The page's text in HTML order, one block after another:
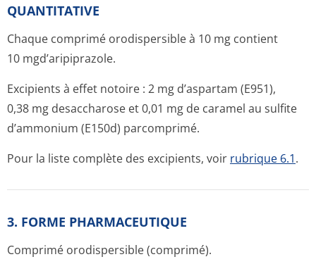
QUANTITATIVE
Chaque comprimé orodispersible à 10 mg contient
10 mgd’aripipra­zole.
Excipients à effet notoire : 2 mg d’aspartam (E951),
0,38 mg desaccharose et 0,01 mg de caramel au sulfite
d’ammonium (E150d) parcomprimé.
Pour la liste complète des excipients, voir rubrique 6.1.
3. FORME PHARMACEUTIQUE
Comprimé orodispersible (comprimé).